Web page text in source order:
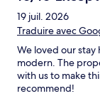
19 juil. 2026
Traduire avec
We loved our stay
modern. The
with us to make
recommend!